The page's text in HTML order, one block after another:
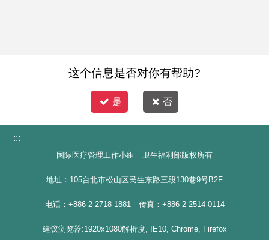
这个信息是否对你有帮助?
是 否
:::
国际医疗管理工作小组 卫生福利部版权所有
地址：105台北市松山区民生东路三段130巷9号B2F
电话：+886-2-2718-1881 传真：+886-2-2514-0114
建议浏览器:1920x1080解析度, IE10, Chrome, Firefox